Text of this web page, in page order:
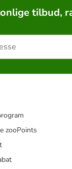
tilbud,
zooPoints